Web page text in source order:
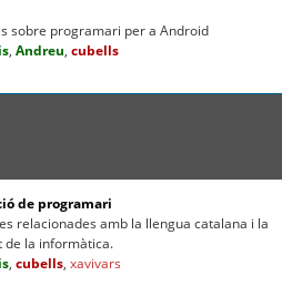
sobre programari per a Android
,Andreu,cubells
de programari
relacionades amb la llengua catalana i la
de la informàtica.
,cubells,xavivars